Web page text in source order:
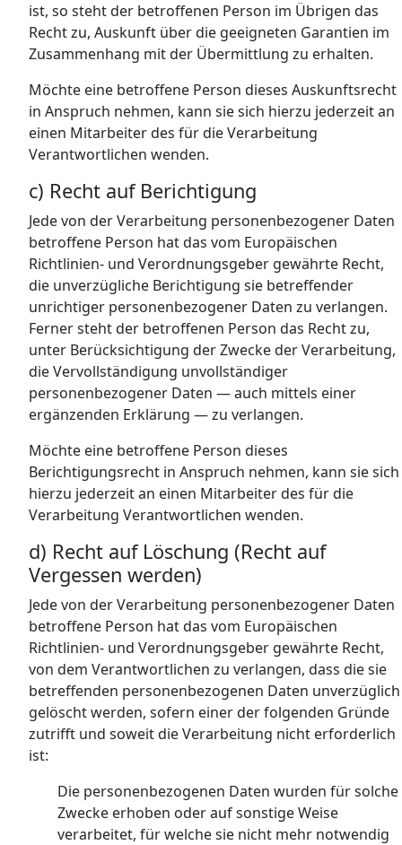
ist, so steht der betroffenen Person im Übrigen das
Recht zu, Auskunft über die geeigneten Garantien im
Zusammenhang mit der Übermittlung zu erhalten.
Möchte eine betroffene Person dieses Auskunftsrecht
in Anspruch nehmen, kann sie sich hierzu jederzeit an
einen Mitarbeiter des für die Verarbeitung
Verantwortlichen wenden.
c) Recht auf Berichtigung
Jede von der Verarbeitung personenbezogener Daten
betroffene Person hat das vom Europäischen
Richtlinien- und Verordnungsgeber gewährte Recht,
die unverzügliche Berichtigung sie betreffender
unrichtiger personenbezogener Daten zu verlangen.
Ferner steht der betroffenen Person das Recht zu,
unter Berücksichtigung der Zwecke der Verarbeitung,
die Vervollständigung unvollständiger
personenbezogener Daten — auch mittels einer
ergänzenden Erklärung — zu verlangen.
Möchte eine betroffene Person dieses
Berichtigungsrecht in Anspruch nehmen, kann sie sich
hierzu jederzeit an einen Mitarbeiter des für die
Verarbeitung Verantwortlichen wenden.
d) Recht auf Löschung (Recht auf
Vergessen werden)
Jede von der Verarbeitung personenbezogener Daten
betroffene Person hat das vom Europäischen
Richtlinien- und Verordnungsgeber gewährte Recht,
von dem Verantwortlichen zu verlangen, dass die sie
betreffenden personenbezogenen Daten unverzüglich
gelöscht werden, sofern einer der folgenden Gründe
zutrifft und soweit die Verarbeitung nicht erforderlich
ist:
Die personenbezogenen Daten wurden für solche
Zwecke erhoben oder auf sonstige Weise
verarbeitet, für welche sie nicht mehr notwendig